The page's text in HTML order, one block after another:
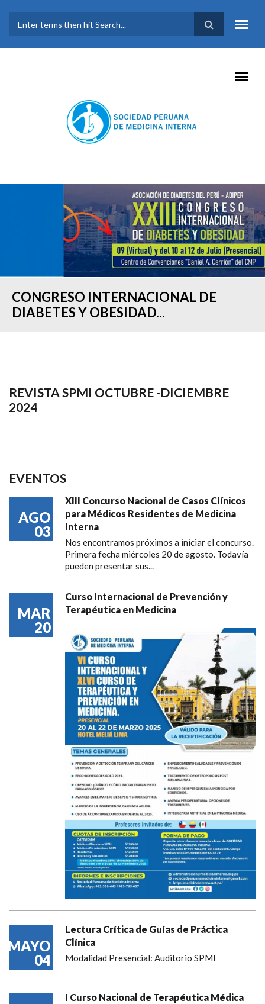
FORMULARIO DE
BÚSQUEDA
CONGRESO INTERNACIONAL DE
DIABETES Y OBESIDAD...
REVISTA SPMI OCTUBRE -DICIEMBRE
2024
EVENTOS
AGO
03
XIII Concurso Nacional de Casos Clínicos
para Médicos Residentes de Medicina
Interna
Nos encontramos próximos a iniciar el concurso.
Primera fecha miércoles 20 de agosto. Todavía
pueden presentar sus...
MAR
20
Curso Internacional de Prevención y
Terapéutica en Medicina
MAYO
04
Lectura Crítica de Guías de Práctica
Clínica
Modalidad Presencial: Auditorio SPMI
I Curso Nacional de Terapéutica Médica